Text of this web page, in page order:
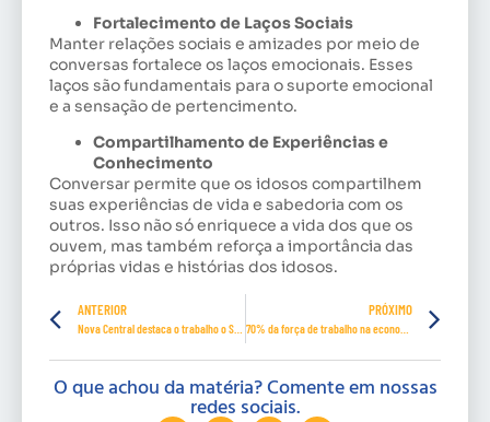
Fortalecimento de Laços Sociais
Manter relações sociais e amizades por meio de
conversas fortalece os laços emocionais. Esses
laços são fundamentais para o suporte emocional
e a sensação de pertencimento.
Compartilhamento de Experiências e
Conhecimento
Conversar permite que os idosos compartilhem
suas experiências de vida e sabedoria com os
outros. Isso não só enriquece a vida dos que os
ouvem, mas também reforça a importância das
próprias vidas e histórias dos idosos.
ANTERIOR PRÓXIMO
70% da força de trabalho na economia solidária mundial é da mulher
O que achou da matéria? Comente em nossas
redes sociais.